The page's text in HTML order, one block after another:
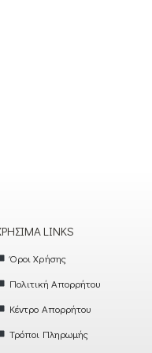
LINKS
Όροι Χρήσης
Πολιτική Απορρήτου
Κέντρο Απορρήτου
Τρόποι Πληρωμής